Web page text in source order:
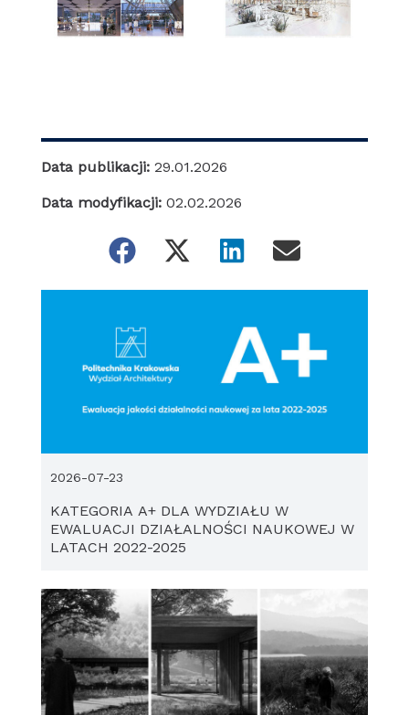
Data publikacji: 29.01.2026
Data modyfikacji: 02.02.2026
KATEGORIA A+ DLA WYDZIAŁU W
EWALUACJI DZIAŁALNOŚCI NAUKOWEJ W
LATACH 2022-2025
2026-07-23